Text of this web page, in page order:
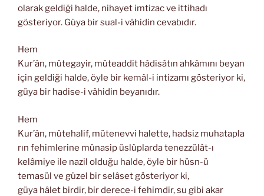
olarak geldiği halde, nihayet imtizac ve ittihadı
gösteriyor. Güya bir sual-i vâhidin cevabıdır.
Hem
Kur’ân, mütegayir, müteaddit hâdisâtın ahkâmını beyan
için geldiği halde, öyle bir kemâl-i intizamı gösteriyor ki,
güya bir hadise-i vâhidin beyanıdır.
Hem
Kur’ân, mütehalif, mütenevvi halette, hadsiz muhatapla
rın fehimlerine münasip üslûplarda tenezzülât-ı
kelâmiye ile nazil olduğu halde, öyle bir hüsn-ü
temasül ve güzel bir selâset gösteriyor ki,
güya hâlet birdir, bir derece-i fehimdir, su gibi akar